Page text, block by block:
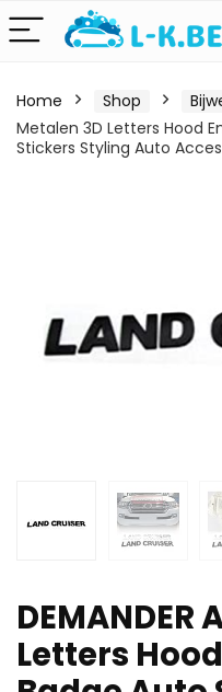
Home Shop
Metalen 3D Letters Hood
Stickers Styling Auto
Letters